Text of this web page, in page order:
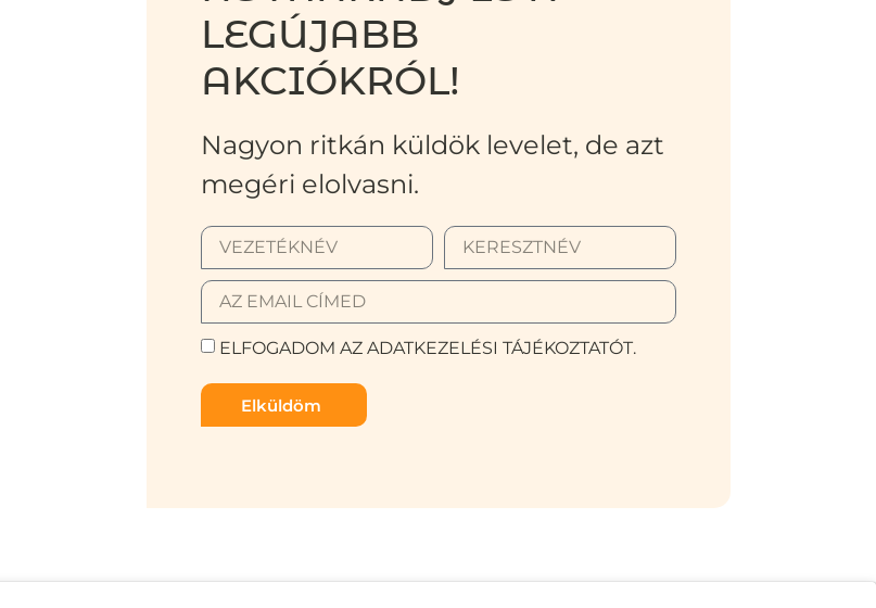
LEGÚJABB
AKCIÓKRÓL!
Nagyon ritkán küldök levelet, de azt
megéri elolvasni.
ELFOGADOM AZ ADATKEZELÉSI TÁJÉKOZTATÓT.
Elküldöm